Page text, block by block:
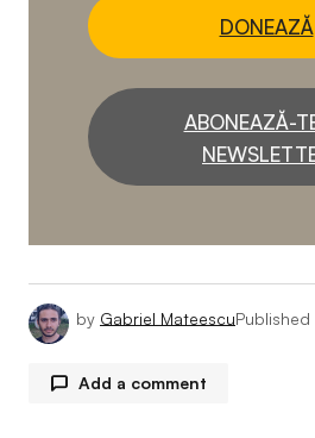
DONEAZĂ
ABONEAZĂ-
by Gabriel MateescuPublished
Add a comment